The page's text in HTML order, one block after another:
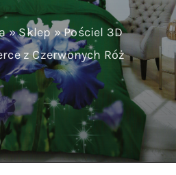
»Sklep»Pościel 3D
z Czerwonych Róż